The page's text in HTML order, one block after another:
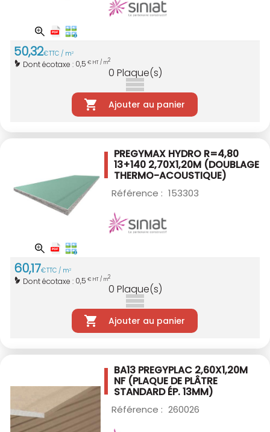
50,32€TTC / m2
Dont écotaxe : 0,5 € HT / m2
0 Plaque(s)
Ajouter au panier
PREGYMAX HYDRO R=4,80
13+140 2,70X1,20M (DOUBLAGE
THERMO-ACOUSTIQUE)
Référence : 153303
60,17€TTC / m2
Dont écotaxe : 0,5 € HT / m2
0 Plaque(s)
Ajouter au panier
BA13 PREGYPLAC 2,60X1,20M
NF (PLAQUE DE PLÂTRE
STANDARD ÉP. 13MM)
Référence : 260026